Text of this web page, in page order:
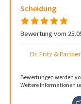
Scheidung
Bewertung vom
Dr. Fritz &
Bewertungen werden
Weitere Informationen